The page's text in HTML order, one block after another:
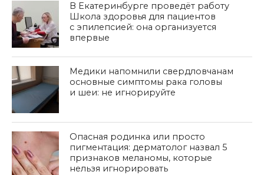
В Екатеринбурге проведёт работу
Школа здоровья для пациентов
с эпилепсией: она организуется
впервые
Медики напомнили свердловчанам
основные симптомы рака головы
и шеи: не игнорируйте
Опасная родинка или просто
пигментация: дерматолог назвал 5
признаков меланомы, которые
нельзя игнорировать